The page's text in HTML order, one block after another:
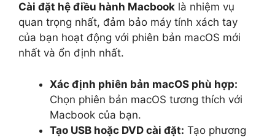
Cài đặt hệ điều hành Macbook là nhiệm vụ
quan trọng nhất, đảm bảo máy tính xách tay
của bạn hoạt động với phiên bản macOS mới
nhất và ổn định nhất.
Xác định phiên bản macOS phù hợp:
Chọn phiên bản macOS tương thích với
Macbook của bạn.
Tạo USB hoặc DVD cài đặt: Tạo phương